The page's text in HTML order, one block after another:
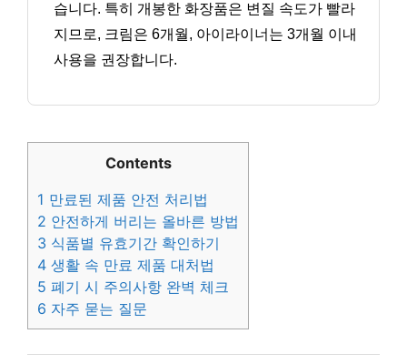
습니다. 특히 개봉한 화장품은 변질 속도가 빨라
지므로, 크림은 6개월, 아이라이너는 3개월 이내
사용을 권장합니다.
Contents
1 만료된 제품 안전 처리법
2 안전하게 버리는 올바른 방법
3 식품별 유효기간 확인하기
4 생활 속 만료 제품 대처법
5 폐기 시 주의사항 완벽 체크
6 자주 묻는 질문